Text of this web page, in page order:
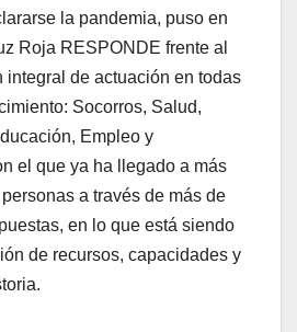
la pandemia, puso en
Roja RESPONDE frente al
integral de actuación en todas
Socorros, Salud,
Empleo y
el que ya ha llegado a más
a través de más de
en lo que está siendo
de recursos, capacidades y